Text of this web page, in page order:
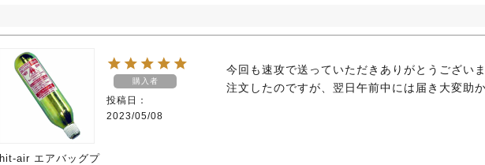
hit-air エアバッグプ
購入者
投稿日
2023/05/08
今回も速攻で送っていただきありがとうござい
注文したのですが、翌日午前中には届き大変助か